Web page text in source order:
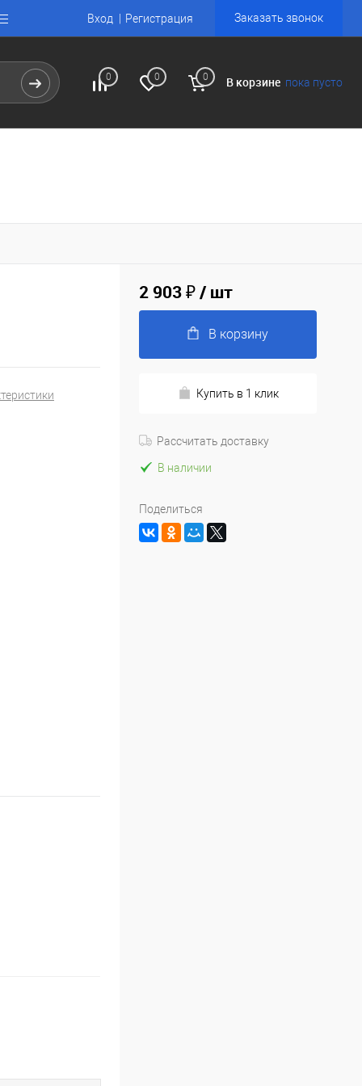
Вход Регистрация Заказать звонок
0 0 0 В корзине пока пусто
2 903 ₽/ шт
В корзину
Купить в 1 клик
Рассчитать доставку
В наличии
Поделиться